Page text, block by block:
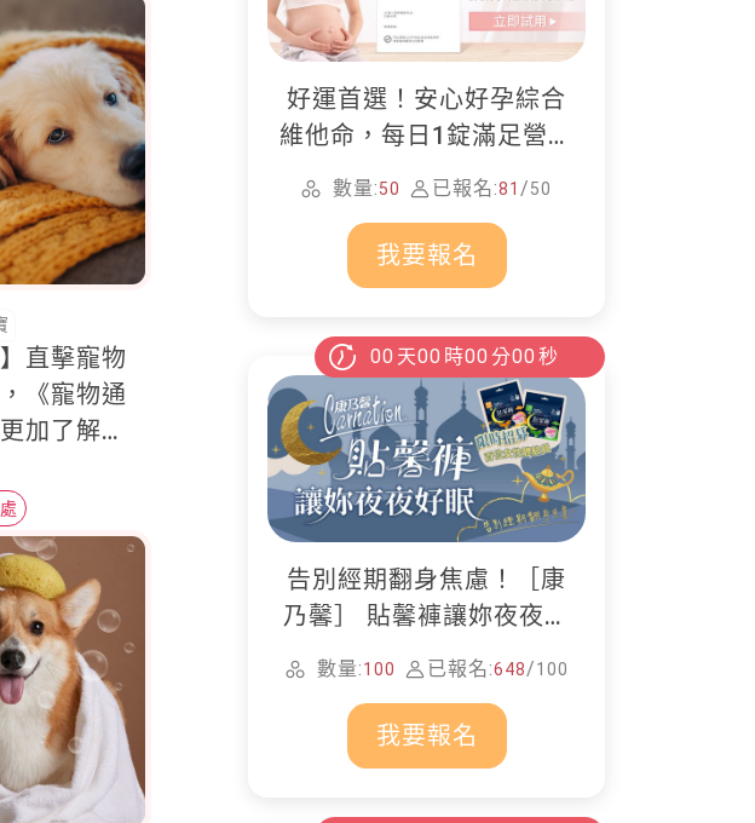
直擊寵物
《寵物通
加了解毛
好運首選！安心好孕綜合
維他命，每日1錠滿足營養
所需
數量:50 已報名:81 /50
我要報名
00 天00 時00 分00 秒
告別經期翻身焦慮！［康
乃馨］ 貼馨褲讓妳夜夜好
數量:100 已報名:648/100
我要報名